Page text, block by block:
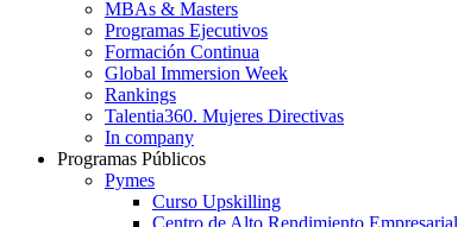
MBAs & Masters
Programas Ejecutivos
Formación Continua
Global Immersion Week
Rankings
Talentia360. Mujeres Directivas
In company
Programas Públicos
Pymes
Curso Upskilling
Centro de Alto Rendimiento Empresarial